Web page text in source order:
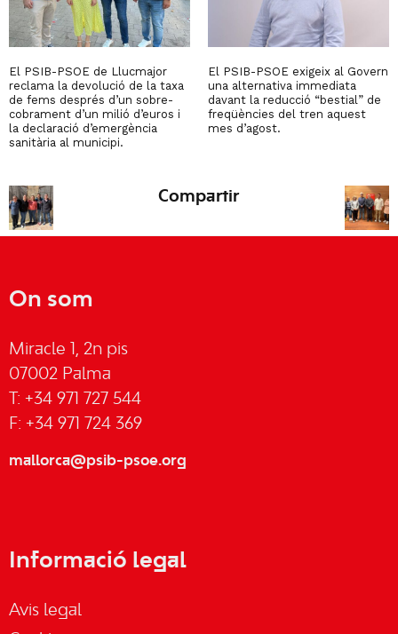
El PSIB-PSOE de Llucmajor
reclama la devolució de la taxa
de fems després d’un sobre-
cobrament d’un milió d’euros i
la declaració d’emergència
sanitària al municipi.
El PSIB-PSOE exigeix al Govern
una alternativa immediata
davant la reducció “bestial” de
freqüències del tren aquest
mes d’agost.
Compartir
On som
Miracle 1, 2n pis
07002 Palma
T: +34 971 727 544
F: +34 971 724 369
mallorca@psib-psoe.org
Informació legal
Avis legal